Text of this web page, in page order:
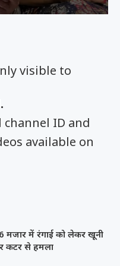
visible to
ID and
available on
मजार में रंगाई को लेकर खूनी
कटर से हमला